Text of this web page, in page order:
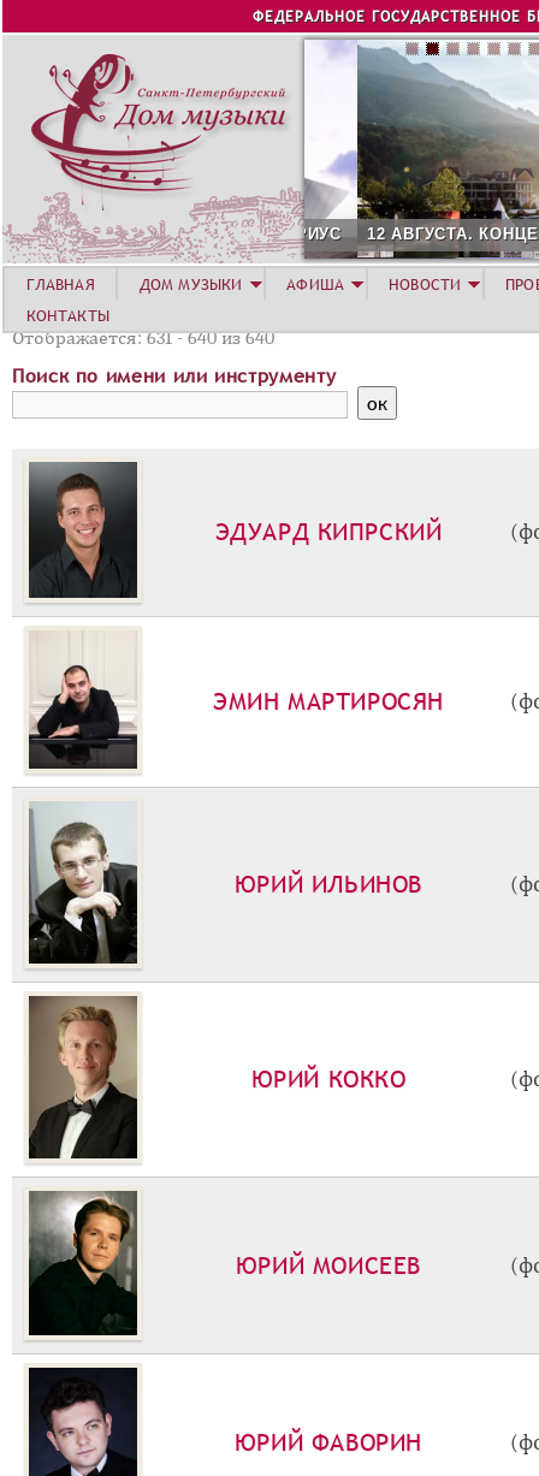
Jump to navigation
ФЕДЕРАЛЬНОЕ ГОСУДАРСТВЕННОЕ
12 АВГУСТА. КОНЦЕРТ
Отображается: 631 - 640 из 640
Поиск по имени или инструменту
ЭДУАРД КИПРСКИЙ
ЭМИН МАРТИРОСЯН
ЮРИЙ ИЛЬИНОВ
ЮРИЙ КОККО
ЮРИЙ МОИСЕЕВ
ЮРИЙ ФАВОРИН
ГЛАВНАЯ ДОМ МУЗЫКИ АФИША НОВОСТИ
КОНТАКТЫ